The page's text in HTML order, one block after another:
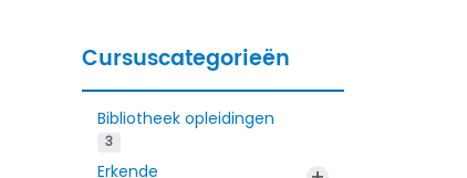
Cursuscategorieën
Bibliotheek opleidingen
3
Erkende